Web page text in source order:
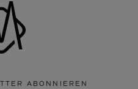
ABONNIEREN